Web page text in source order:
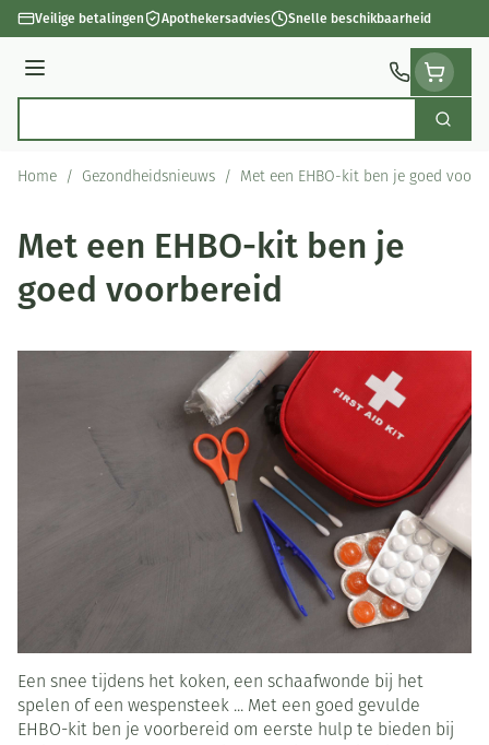
Ga naar de inhoud
Veilige betalingen Apothekersadvies Snelle beschikbaarheid
Menu
Zoek
Home / Gezondheidsnieuws / Met een EHBO-kit ben je goed
Met een EHBO-kit ben je
goed voorbereid
Een snee tijdens het koken, een schaafwonde bij het
spelen of een wespensteek ... Met een goed gevulde
EHBO-kit ben je voorbereid om eerste hulp te bieden bij